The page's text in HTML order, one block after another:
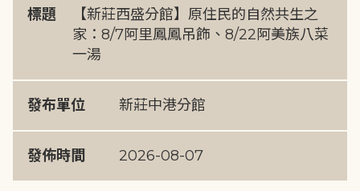
標題
【新莊西盛分館】原住民的自然共生之
家：8/7阿里鳳鳳吊飾、8/22阿美族八菜
一湯
發布單位 新莊中港分館
發佈時間 2026-08-07